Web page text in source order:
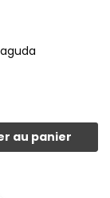
au panier